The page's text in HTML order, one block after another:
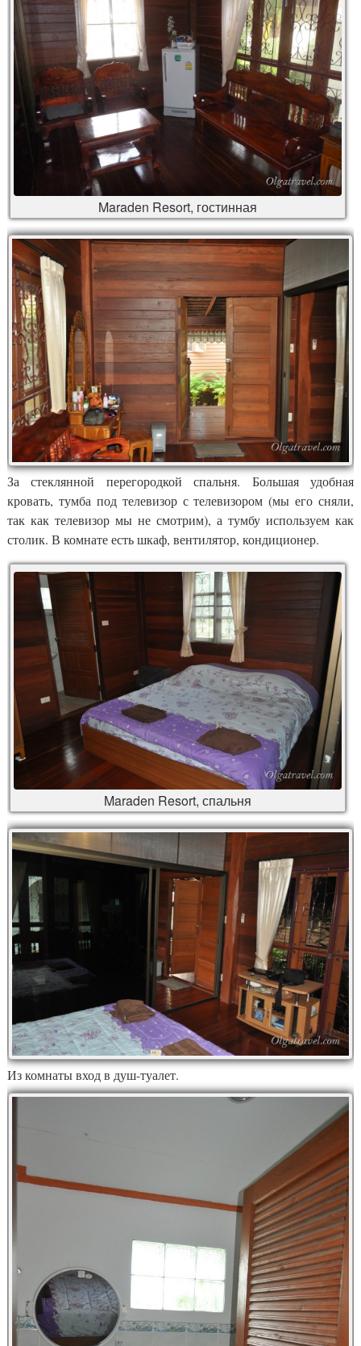
Maraden Resort, гостинная
За стеклянной перегородкой спальня. Большая удобная
кровать, тумба под телевизор с телевизором (мы его сняли,
так как телевизор мы не смотрим), а тумбу используем как
столик. В комнате есть шкаф, вентилятор, кондиционер.
Maraden Resort, спальня
Из комнаты вход в душ-туалет.